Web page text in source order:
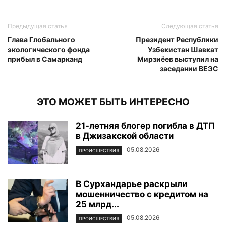
Предыдущая статья
Глава Глобального
экологического фонда
прибыл в Самарканд
Следующая статья
Президент Республики
Узбекистан Шавкат
Мирзиёев выступил на
заседании ВЕЭС
ЭТО МОЖЕТ БЫТЬ ИНТЕРЕСНО
21-летняя блогер погибла в ДТП
в Джизакской области
ПРОИСШЕСТВИЯ 05.08.2026
В Сурхандарье раскрыли
мошенничество с кредитом на
25 млрд...
ПРОИСШЕСТВИЯ 05.08.2026